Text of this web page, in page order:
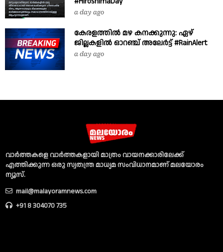
a day ago
കേരളത്തിൽ മഴ കനക്കുന്നു: ഏഴ്
ജില്ലകളിൽ ഓറഞ്ച് അലേർട്ട് #RainAlert
a day ago
വാര്‍ത്തകളെ വാര്‍ത്തകളായി മാത്രം വായനക്കാരിലേക്ക്
എത്തിക്കുന്ന ഒരു സ്വതന്ത്ര മാധ്യമ സംവിധാനമാണ് മലയോരം
ന്യൂസ്‌.
mail@malayoramnews.com
+91 8 304070 735